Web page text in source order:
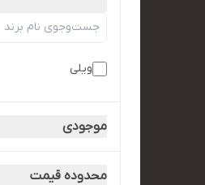
ویلی
موجودی
محدوده قیمت